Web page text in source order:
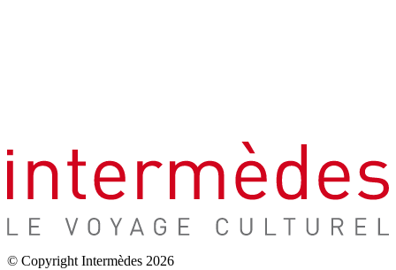
© Copyright Intermèdes 2026